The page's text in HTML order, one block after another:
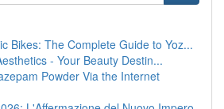
Bikes: The Complete Guide to Yoz...
- Your Beauty Destin...
Powder Via the Internet